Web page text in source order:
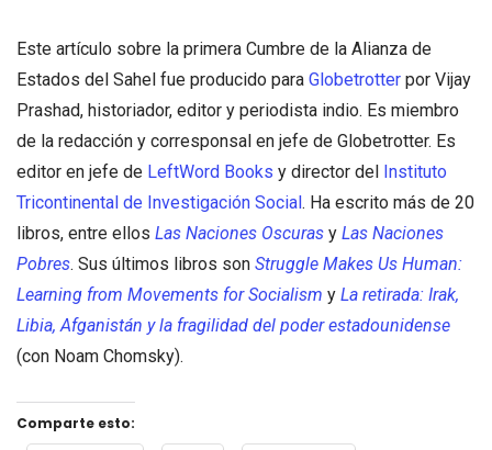
Este artículo sobre la primera Cumbre de la Alianza de
Estados del Sahel fue producido para Globetrotter por Vijay
Prashad, historiador, editor y periodista indio. Es miembro
de la redacción y corresponsal en jefe de Globetrotter. Es
editor en jefe de LeftWord Books y director del
Instituto
Tricontinental de Investigación Social . Ha escrito más de 20
libros, entre ellos Las Naciones Oscuras y Las Naciones
Pobres. Sus últimos libros son Struggle Makes Us Human:
Learning from Movements for Socialism y La retirada: Irak,
Libia, Afganistán y la fragilidad del poder estadounidense
(con Noam Chomsky).
Comparte esto: